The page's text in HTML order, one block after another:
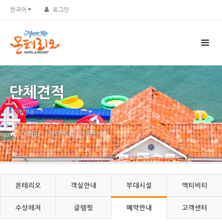
한국어 로그인
단체견적
예약안내
Home 예약안내 단체견적
몬테리오 객실안내 부대시설 액티비티
수상레저 글램핑 예약안내 고객센터
Sketchbook5, 스케치북5